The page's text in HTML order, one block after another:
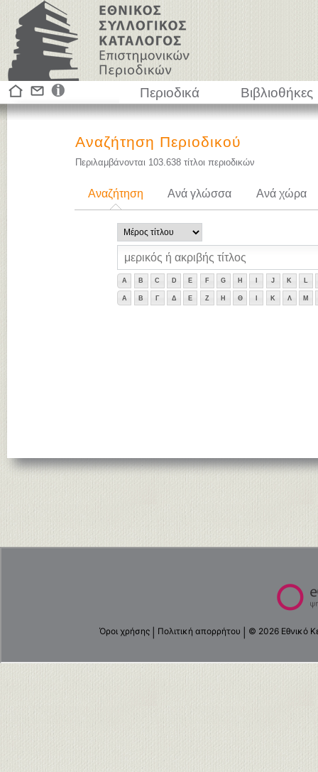
Περιοδικά Βιβλιοθήκες
Αναζήτηση Περιοδικού
Περιλαμβάνονται 103.638 τίτλοι περιοδικών
Αναζήτηση Ανά γλώσσα Ανά χώρα
A B C D E F G H J K L
Α Β Γ Δ Ε Ζ Η Θ Κ Λ Μ